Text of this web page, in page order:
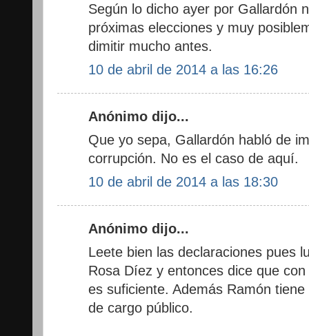
Según lo dicho ayer por Gallardón
próximas elecciones y muy
dimitir mucho antes.
10 de abril de 2014 a las 16:26
Anónimo dijo...
Que yo sepa, Gallardón habló de
corrupción. No es el caso de aquí.
10 de abril de 2014 a las 18:30
Anónimo dijo...
Leete bien las declaraciones pues
Rosa Díez y entonces dice que
es suficiente. Además Ramón
de cargo público.